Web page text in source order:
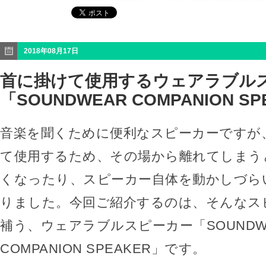
2018年08月17日
首に掛けて使用するウェアラブル
「SOUNDWEAR COMPANION
音楽を聞くために便利なスピーカーですが
て使用するため、その場から離れてしま
くなったり、スピーカー自体を動かしづ
りました。今回ご紹介するのは、そんな
補う、ウェアラブルスピーカー「
COMPANION SPEAKER」です。